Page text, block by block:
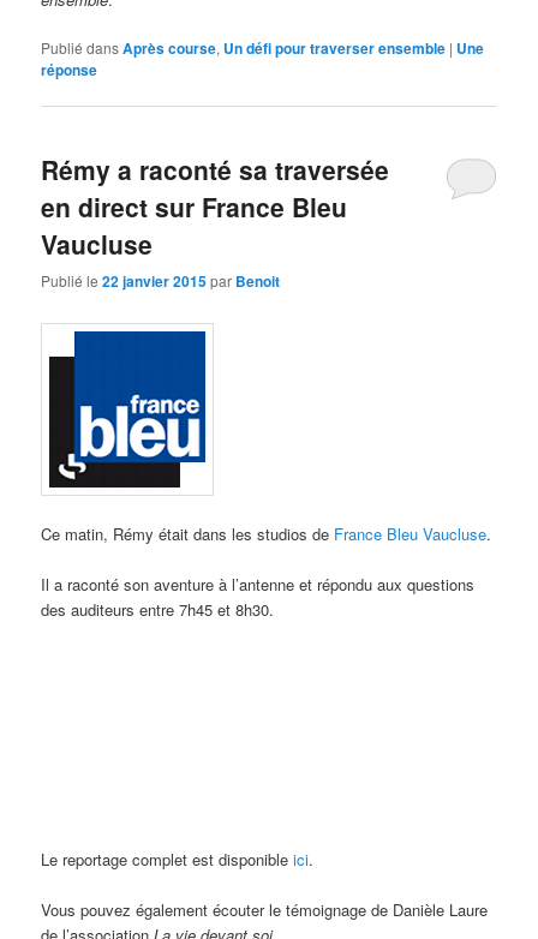
Publié dansAprès course, Un défi pour traverser ensemble | Une
réponse
Rémy a raconté sa traversée
en direct sur France Bleu
Vaucluse
Publié le22 janvier 2015par Benoit
Ce matin, Rémy était dans les studios de France Bleu Vaucluse.
Il a raconté son aventure à l’antenne et répondu aux questions
des auditeurs entre 7h45 et 8h30.
Le reportage complet est disponibleici.
Vous pouvez également écouter le témoignage de Danièle Laure